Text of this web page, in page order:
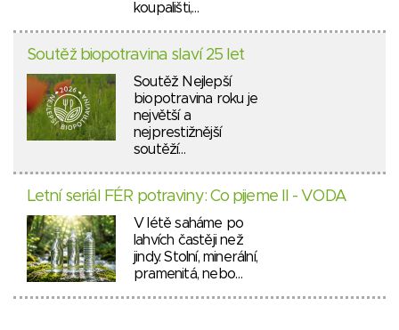
koupališti,…
Soutěž biopotravina slaví 25 let
Soutěž Nejlepší
biopotravina roku je
největší a
nejprestižnější
soutěží…
Letní seriál FÉR potraviny: Co pijeme II - VODA
V létě saháme po
lahvích častěji než
jindy. Stolní, minerální,
pramenitá, nebo…